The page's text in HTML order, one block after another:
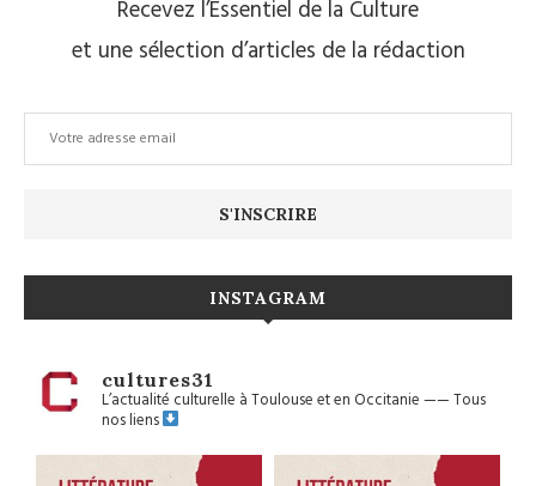
Recevez l’Essentiel de la Culture
et une sélection d’articles de la rédaction
INSTAGRAM
cultures31
L’actualité culturelle à Toulouse et en Occitanie——Tous
nos liens